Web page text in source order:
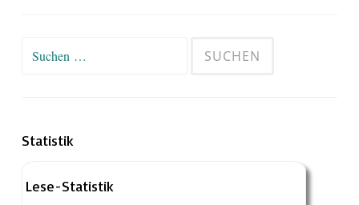
Suchen
Statistik
Lese-Statistik